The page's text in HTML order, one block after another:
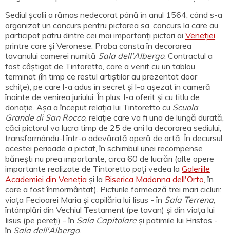
Sediul școlii a rămas nedecorat până în anul 1564, când s-a
organizat un concurs pentru pictarea sa, concurs la care au
participat patru dintre cei mai importanți pictori ai Veneției
printre care și Veronese. Proba consta în decorarea
tavanului camerei numită Sala dell'Albergo. Contractul a
fost câștigat de Tintoretto, care a venit cu un tablou
terminat (în timp ce restul artiștilor au prezentat doar
schițe), pe care l-a adus în secret și l-a așezat în cameră
înainte de venirea juriului. În plus, l-a oferit și cu titlu de
donație. Așa a început relația lui Tintoretto cu Scuola
Grande di San Rocco, relație care va fi una de lungă durată,
căci pictorul va lucra timp de 25 de ani la decorarea sediului,
transformându-l într-o adevărată operă de artă. În decursul
acestei perioade a pictat, în schimbul unei recompense
bănești nu prea importante, circa 60 de lucrări (alte opere
importante realizate de Tintoretto poți vedea la Galeriile
Academiei din Veneția și la Biserica Madonna dell'Orto , în
care a fost înmormântat). Picturile formează trei mari cicluri:
viața Fecioarei Maria și copilăria lui Iisus - în Sala Terrena,
întâmplări din Vechiul Testament (pe tavan) și din viața lui
Iisus (pe pereți) - în Sala Capitolareși patimile lui Hristos -
în Sala dell'Albergo.